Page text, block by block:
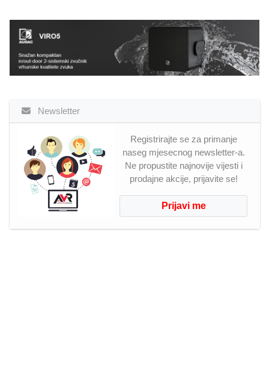
Newsletter
Registrirajte se za primanje
naseg mjesecnog newsletter-a.
Ne propustite najnovije vijesti i
prodajne akcije, prijavite se!
Prijavi me